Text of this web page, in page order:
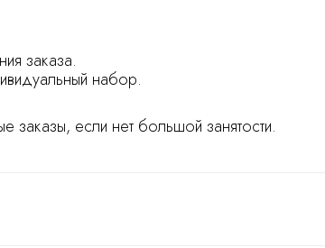
заказа.
набор.
если нет большой занятости.